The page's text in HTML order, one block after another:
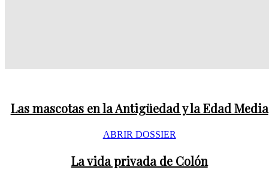
Las mascotas en la Antigüedad y la Edad Media
ABRIR DOSSIER
La vida privada de Colón